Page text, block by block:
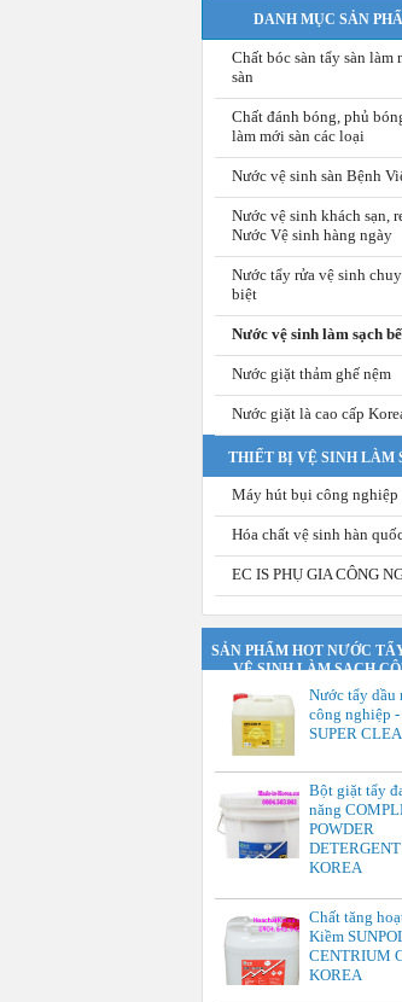
DANH MỤC SẢN
Chất bóc sàn tẩy sàn làm
sàn
Chất đánh bóng, phủ
làm mới sàn các loại
Nước vệ sinh sàn Bệnh
Nước vệ sinh khách sạn,
Nước Vệ sinh hàng ngày
Nước tẩy rửa vệ sinh
biệt
Nước vệ sinh làm sạch
Nước giặt thảm ghế nệm
Nước giặt là cao cấp
THIẾT BỊ VỆ SINH LÀM
Máy hút bụi công nghiệp
Hóa chất vệ sinh hàn
EC IS PHỤ GIA CÔNG
SẢN PHẨM HOT NƯỚC
VỆ SINH LÀM SẠCH
NGHIỆP.
Nước tẩy dầu
công nghiệp -
SUPER
Bột giặt tẩy
năng
POWDER
DETERGENT
KOREA
Chất tăng
Kiềm
CENTRIUM
KOREA